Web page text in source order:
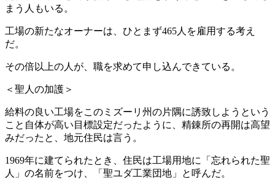
まう人もいる。
工場の新たなオーナーは、ひとまず465人を雇用する考え
だ。
その倍以上の人が、職を求めて申し込んできている。
＜聖人の加護＞
給料の良い工場をこのミズーリ州の片隅に誘致しようという
こと自体が高い目標設定だったように、精錬所の再開は高望
みだったと、地元住民は言う。
1969年に建てられたとき、住民は工場用地に「忘れられた聖
人」の名前をつけ、「聖ユダ工業団地」と呼んだ。